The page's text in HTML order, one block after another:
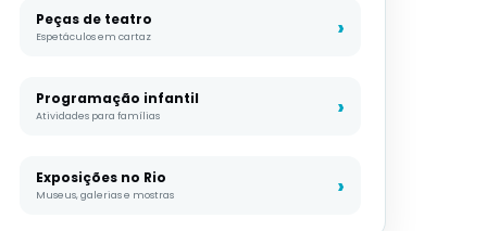
Peças de teatro
Espetáculos em cartaz
Programação infantil
Atividades para famílias
Exposições no Rio
Museus, galerias e mostras